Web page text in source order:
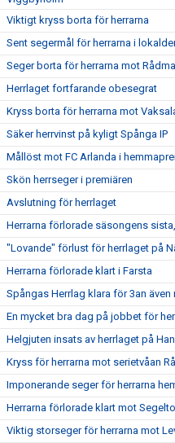
Viktigt kryss borta för herrarna
Sent segermål för herrarna i
Seger borta för herrarna mot
Herrlaget fortfarande obesegrat
Kryss borta för herrarna mot
Säker herrvinst på kyligt Spånga IP
Mållöst mot FC Arlanda i
Skön herrseger i premiären
Avslutning för herrlaget
Herrarna förlorade säsongens
"Lovande" förlust för herrlaget på
Herrarna förlorade klart i Farsta
Spångas Herrlag klara för 3an även
En mycket bra dag på jobbet för
Helgjuten insats av herrlaget på
Kryss för herrarna mot serietvåan
Imponerande seger för herrarna
Herrarna förlorade klart mot
Viktig storseger för herrarna mot